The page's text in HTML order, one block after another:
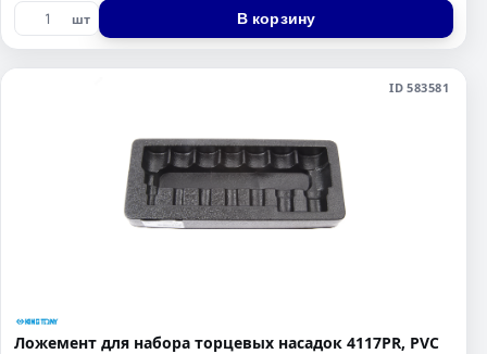
шт В корзину
ID 583581
Ложемент для набора торцевых насадок 4117PR, PVC